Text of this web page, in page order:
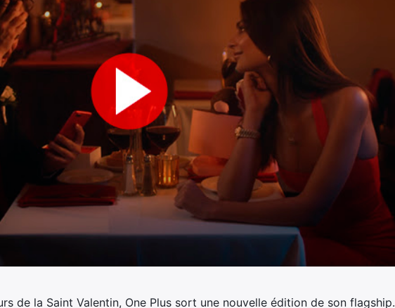
de la Saint Valentin, One Plus sort une nouvelle édition de son flagship.